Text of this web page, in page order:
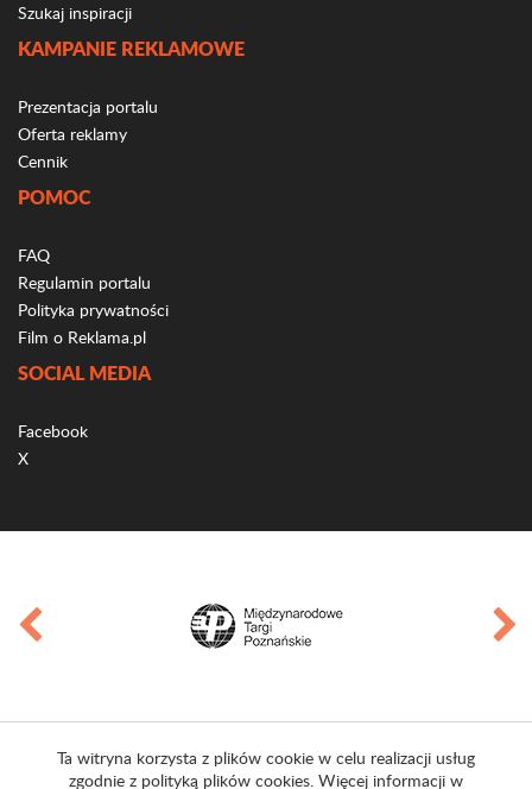
Szukaj inspiracji
KAMPANIE REKLAMOWE
Prezentacja portalu
Oferta reklamy
Cennik
POMOC
FAQ
Regulamin portalu
Polityka prywatności
Film o Reklama.pl
SOCIAL MEDIA
Facebook
X
Ta witryna korzysta z plików cookie w celu realizacji usług
zgodnie z polityką plików cookies. Więcej informacji w